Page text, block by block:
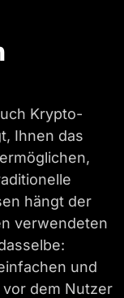
Krypto-
Ihnen das
hängt der
verwendeten
und
dem Nutzer